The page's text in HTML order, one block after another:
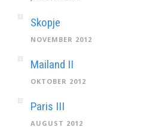
Skopje
NOVEMBER 2012
Mailand II
OKTOBER 2012
Paris III
AUGUST 2012